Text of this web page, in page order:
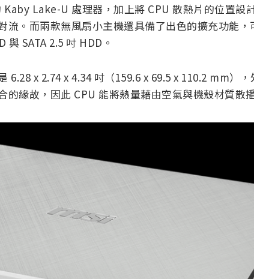
Kaby Lake-U 處理器，加上將 CPU 散熱片的位置設
流。而兩款無風扇小主機還具備了出色的擴充功能，
SATA 2.5 吋 HDD。
6.28 x 2.74 x 4.34 吋（159.6 x 69.5 x 110.2 mm），
的緣故，因此 CPU 能將熱量藉由空氣與機殼材質散